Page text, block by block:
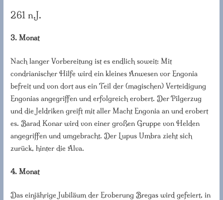
261 n.J.
3. Monat
Nach langer Vorbereitung ist es endlich soweit: Mit
condrianischer Hilfe wird ein kleines Anwesen vor Engonia
befreit und von dort aus ein Teil der (magischen) Verteidigung
Engonias angegriffen und erfolgreich erobert. Der Pilgerzug
und die Jeldriken greift mit aller Macht Engonia an und erobert
es. Barad Konar wird von einer großen Gruppe von Helden
angegriffen und umgebracht. Der Lupus Umbra zieht sich
zurück, hinter die Alva.
4. Monat
Das einjährige Jubiläum der Eroberung Bregas wird gefeiert, in